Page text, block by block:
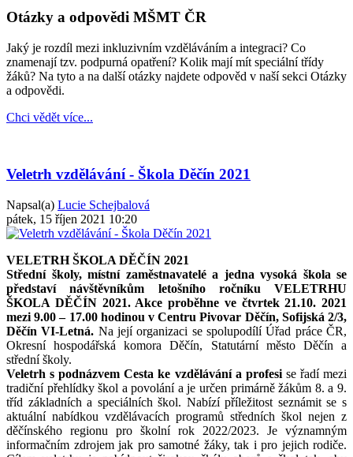
Otázky a odpovědi MŠMT ČR
Jaký je rozdíl mezi inkluzivním vzděláváním a integraci? Co
znamenají tzv. podpurná opatření? Kolik mají mít speciální třídy
žáků? Na tyto a na další otázky najdete odpověd v naší sekci Otázky
a odpovědi.
Chci vědět více...
Veletrh vzdělávání - Škola Děčín 2021
Napsal(a) Lucie Schejbalová
pátek, 15 říjen 2021 10:20
VELETRH ŠKOLA DĚČÍN 2021
Střední školy, místní zaměstnavatelé a jedna vysoká škola se
představí návštěvníkům letošního ročníku VELETRHU
ŠKOLA DĚČÍN 2021. Akce proběhne ve čtvrtek 21.10. 2021
mezi 9.00 – 17.00 hodinou v Centru Pivovar Děčín, Sofijská 2/3,
Děčín VI-Letná. Na její organizaci se spolupodílí Úřad práce ČR,
Okresní hospodářská komora Děčín, Statutární město Děčín a
střední školy.
Veletrh s podnázvem Cesta ke vzdělávání a profesise řadí mezi
tradiční přehlídky škol a povolání a je určen primárně žákům 8. a 9.
tříd základních a speciálních škol. Nabízí příležitost seznámit se s
aktuální nabídkou vzdělávacích programů středních škol nejen z
děčínského regionu pro školní rok 2022/2023. Je významným
informačním zdrojem jak pro samotné žáky, tak i pro jejich rodiče.